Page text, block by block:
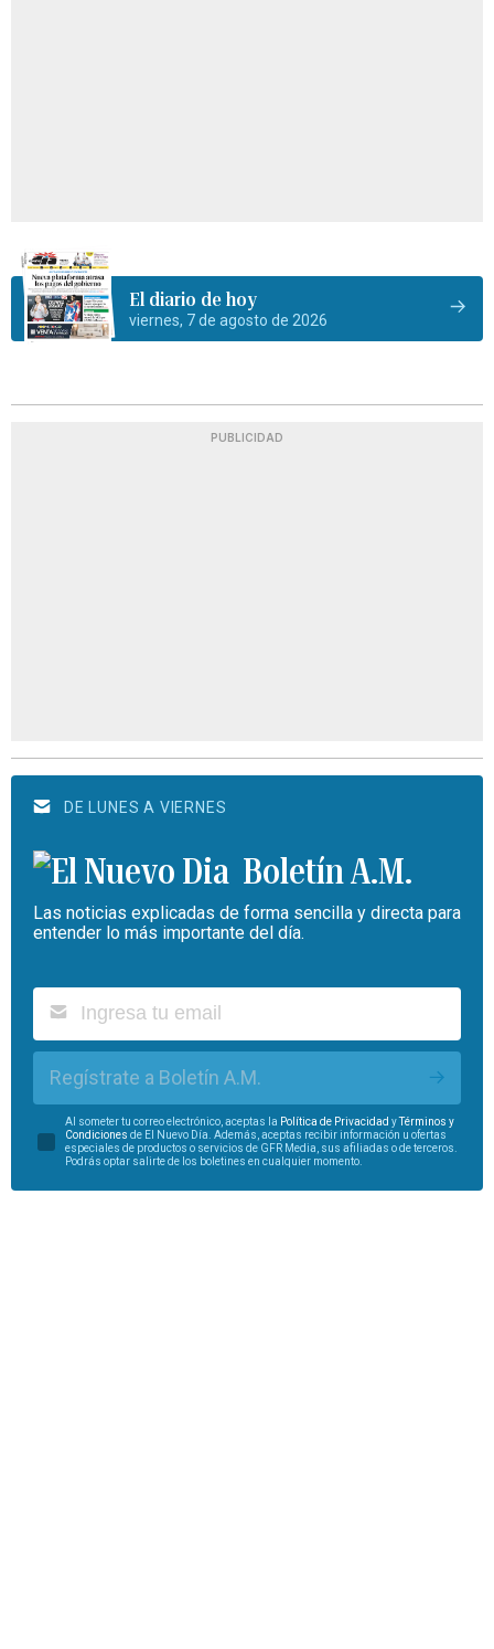
El diario de hoy
viernes, 7 de agosto de 2026
PUBLICIDAD
DE LUNES A VIERNES
Boletín A.M.
Las noticias explicadas de forma sencilla y directa para
entender lo más importante del día.
Regístrate a Boletín A.M.
Al someter tu correo electrónico, aceptas la Política de Privacidad yTérminos y
Condiciones de El Nuevo Día. Además, aceptas recibir información u ofertas
especiales de productos o servicios de GFR Media, sus afiliadas o de terceros.
Podrás optar salirte de los boletines en cualquier momento.